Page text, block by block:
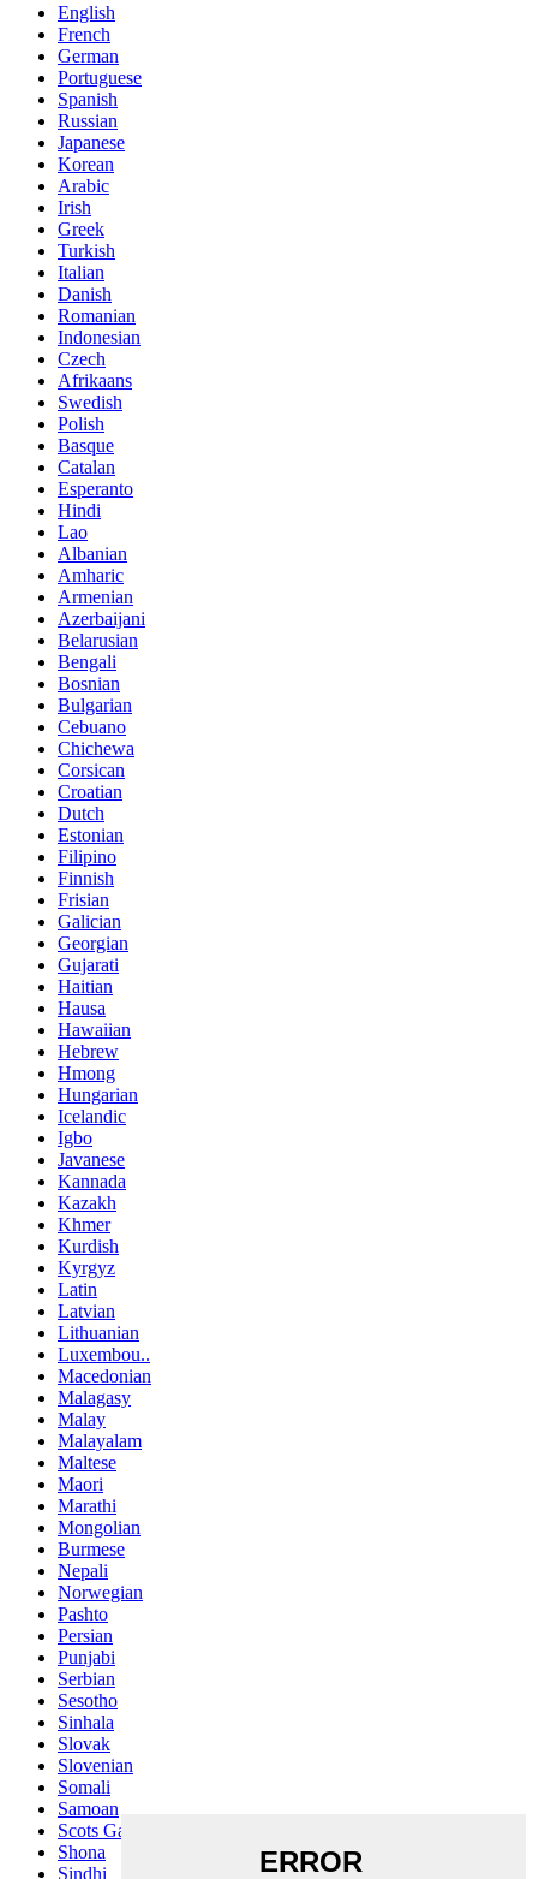
English
French
German
Portuguese
Spanish
Russian
Japanese
Korean
Arabic
Irish
Greek
Turkish
Italian
Danish
Romanian
Indonesian
Czech
Afrikaans
Swedish
Polish
Basque
Catalan
Esperanto
Hindi
Lao
Albanian
Amharic
Armenian
Azerbaijani
Belarusian
Bengali
Bosnian
Bulgarian
Cebuano
Chichewa
Corsican
Croatian
Dutch
Estonian
Filipino
Finnish
Frisian
Galician
Georgian
Gujarati
Haitian
Hausa
Hawaiian
Hebrew
Hmong
Hungarian
Icelandic
Igbo
Javanese
Kannada
Kazakh
Khmer
Kurdish
Kyrgyz
Latin
Latvian
Lithuanian
Luxembou..
Macedonian
Malagasy
Malay
Malayalam
Maltese
Maori
Marathi
Mongolian
Burmese
Nepali
Norwegian
Pashto
Persian
Punjabi
Serbian
Sesotho
Sinhala
Slovak
Slovenian
Somali
Samoan
Scots Gaelic
Shona
Sindhi